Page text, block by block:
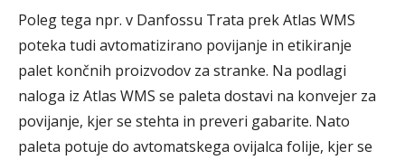
Poleg tega npr. v Danfossu Trata prek Atlas WMS
poteka tudi avtomatizirano povijanje in etikiranje
palet končnih proizvodov za stranke. Na podlagi
naloga iz Atlas WMS se paleta dostavi na konvejer za
povijanje, kjer se stehta in preveri gabarite. Nato
paleta potuje do avtomatskega ovijalca folije, kjer se